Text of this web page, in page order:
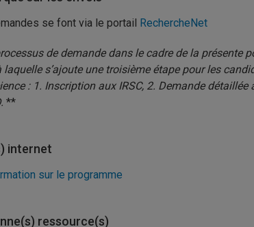
se font via le portail RechercheNet
de demande dans le cadre de la présente
laquelle s’ajoute une troisième étape pour les
: 1. Inscription aux IRSC, 2. Demande
**
internet
sur le programme
ressource(s)